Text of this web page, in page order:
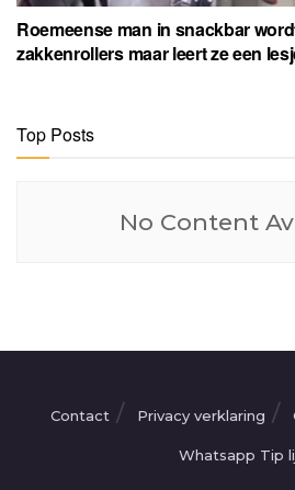
Roemeense man in snackbar
zakkenrollers maar leert ze een
Top Posts
No Content
Contact Privacy verklaring
Whatsapp Tip